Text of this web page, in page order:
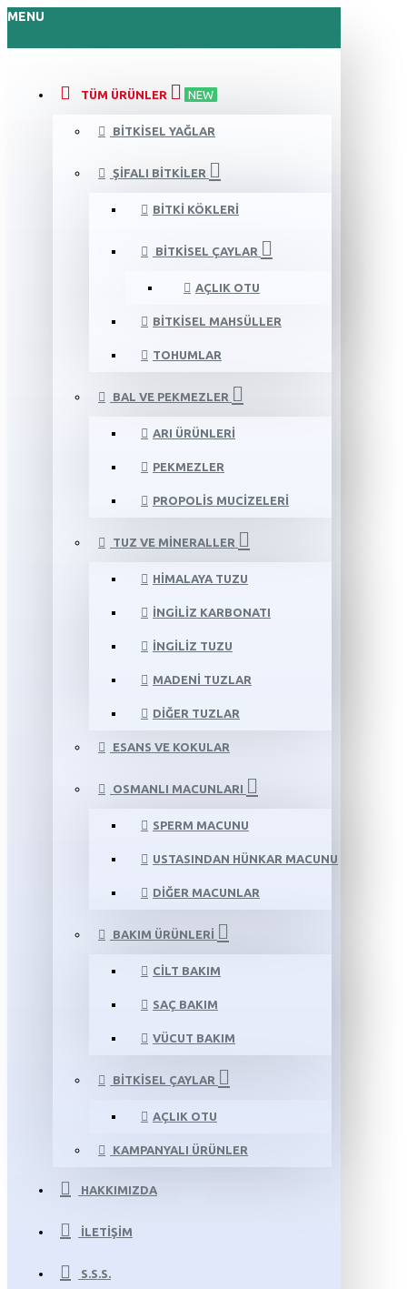
MENU
TÜM ÜRÜNLER NEW
BITKISEL YAĞLAR
ŞIFALI BITKILER
BITKI KÖKLERI
BITKISEL ÇAYLAR
AÇLIK OTU
BITKISEL MAHSÜLLER
TOHUMLAR
BAL VE PEKMEZLER
ARI ÜRÜNLERI
PEKMEZLER
PROPOLIS MUCIZELERI
TUZ VE MINERALLER
HIMALAYA TUZU
İNGILIZ KARBONATI
İNGILIZ TUZU
MADENI TUZLAR
DIĞER TUZLAR
ESANS VE KOKULAR
OSMANLI MACUNLARI
SPERM MACUNU
USTASINDAN HÜNKAR MACUNU
DIĞER MACUNLAR
BAKIM ÜRÜNLERI
CILT BAKIM
SAÇ BAKIM
VÜCUT BAKIM
BITKISEL ÇAYLAR
AÇLIK OTU
KAMPANYALI ÜRÜNLER
HAKKIMIZDA
İLETIŞIM
S.S.S.